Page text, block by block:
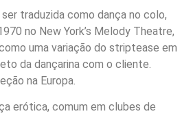
traduzida como dança no colo,
no New York’s Melody Theatre,
uma variação do striptease em
da dançarina com o cliente.
na Europa.
erótica, comum em clubes de